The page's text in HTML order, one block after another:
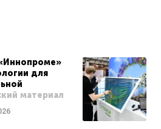
для
материал